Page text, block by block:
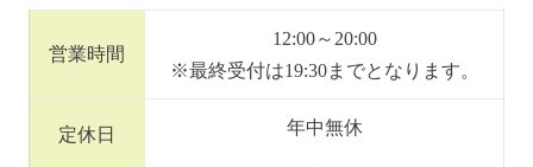
営業時間
12:00～20:00
※最終受付は19:30までとなります。
定休日 年中無休